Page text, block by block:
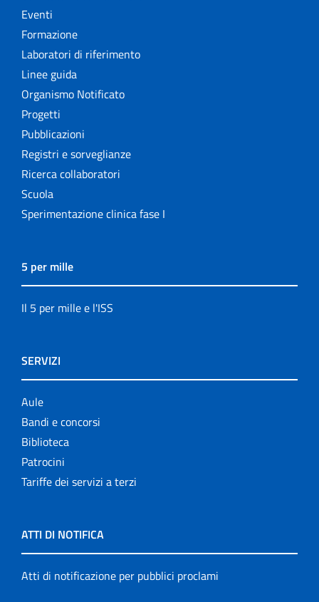
Eventi
Formazione
Laboratori di riferimento
Linee guida
Organismo Notificato
Progetti
Pubblicazioni
Registri e sorveglianze
Ricerca collaboratori
Scuola
Sperimentazione clinica fase I
5 per mille
Il 5 per mille e l'ISS
SERVIZI
Aule
Bandi e concorsi
Biblioteca
Patrocini
Tariffe dei servizi a terzi
ATTI DI NOTIFICA
Atti di notificazione per pubblici proclami